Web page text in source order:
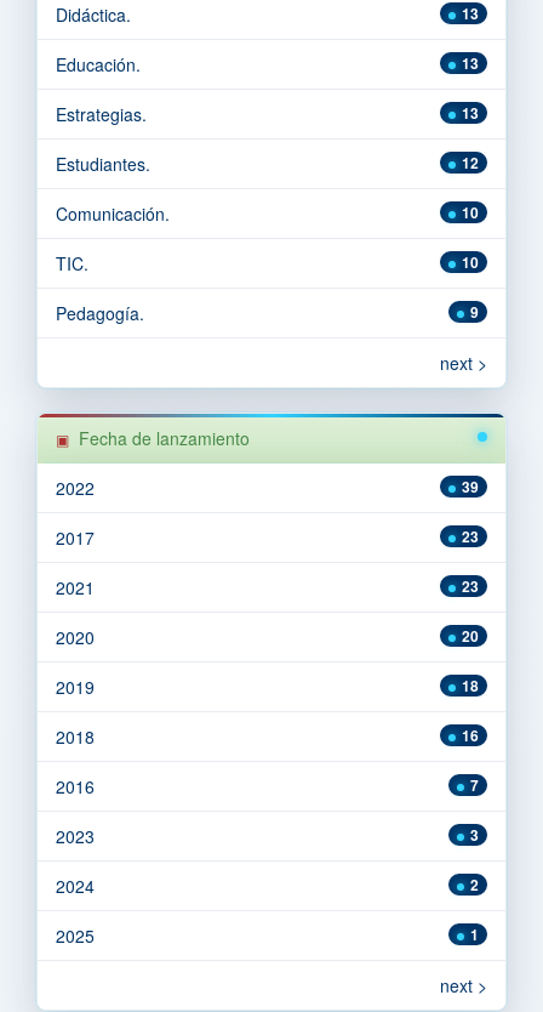
13
Didáctica.
13
Educación.
13
Estrategias.
12
Estudiantes.
10
Comunicación.
10
TIC.
9
Pedagogía.
next >
Fecha de lanzamiento
39
2022
23
2017
23
2021
20
2020
18
2019
16
2018
7
2016
3
2023
2
2024
1
2025
next >